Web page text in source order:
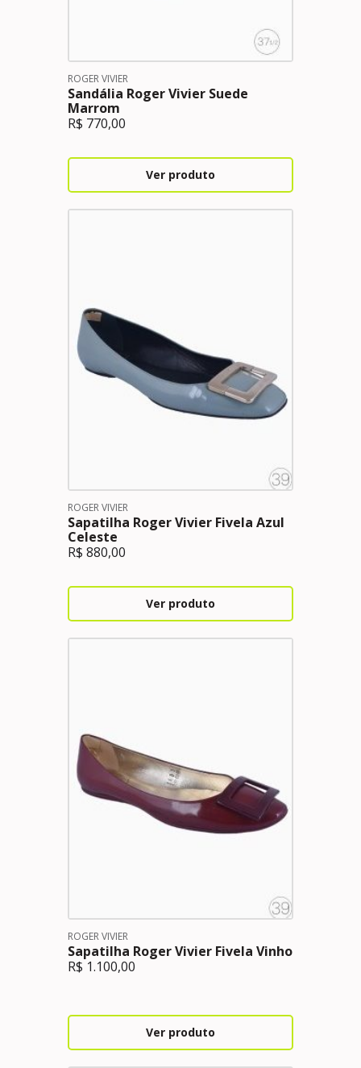
ROGER VIVIER
Sandália Roger Vivier Suede
Marrom
R$ 770,00
Ver produto
ROGER VIVIER
Sapatilha Roger Vivier Fivela Azul
Celeste
R$ 880,00
Ver produto
ROGER VIVIER
Sapatilha Roger Vivier Fivela Vinho
R$ 1.100,00
Ver produto